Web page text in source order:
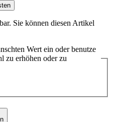
Sie können diesen Artikel
Wert ein oder benutze
zu erhöhen oder zu